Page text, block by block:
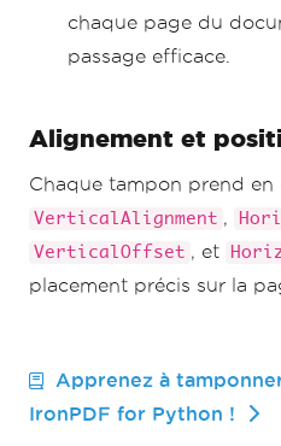
chaque page du
passage efficace.
Alignement et
Chaque tampon prend en
VerticalAlignment ,
VerticalOffset , et
placement précis sur la
Apprenez à
IronPDF for Python !